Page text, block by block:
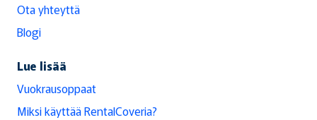
Ota yhteyttä
Blogi
Lue lisää
Vuokrausoppaat
Miksi käyttää RentalCoveria?